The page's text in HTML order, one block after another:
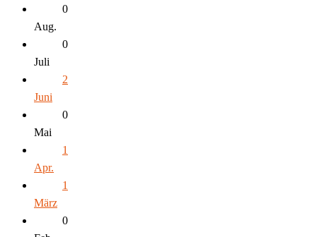
0
Aug.
0
Juli
2
Juni
0
Mai
1
Apr.
1
März
0